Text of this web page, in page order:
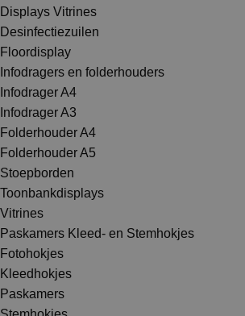
Displays Vitrines
Desinfectiezuilen
Floordisplay
Infodragers en folderhouders
Infodrager A4
Infodrager A3
Folderhouder A4
Folderhouder A5
Stoepborden
Toonbankdisplays
Vitrines
Paskamers Kleed- en Stemhokjes
Fotohokjes
Kleedhokjes
Paskamers